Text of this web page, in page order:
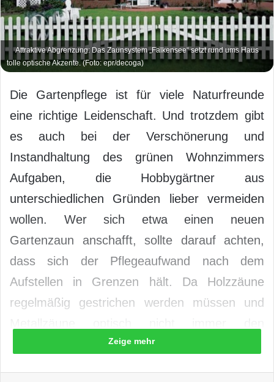
Attraktive Abgrenzung: Das Zaunsystem „Falkensee“ setzt rund ums Haus
tolle optische Akzente. (Foto: epr/decoga)
Die Gartenpflege ist für viele Naturfreunde
eine richtige Leidenschaft. Und trotzdem gibt
es auch bei der Verschönerung und
Instandhaltung des grünen Wohnzimmers
Aufgaben, die Hobbygärtner aus
unterschiedlichen Gründen lieber vermeiden
wollen. Wer sich etwa einen neuen
Gartenzaun anschafft, sollte darauf achten,
dass sich der Pflegeaufwand nach dem
Aufstellen in Grenzen hält. Da Holzzäune
regelmäßig gestrichen werden müssen und
Geschmack der Bewohner treffen, braucht es
Zeige mehr